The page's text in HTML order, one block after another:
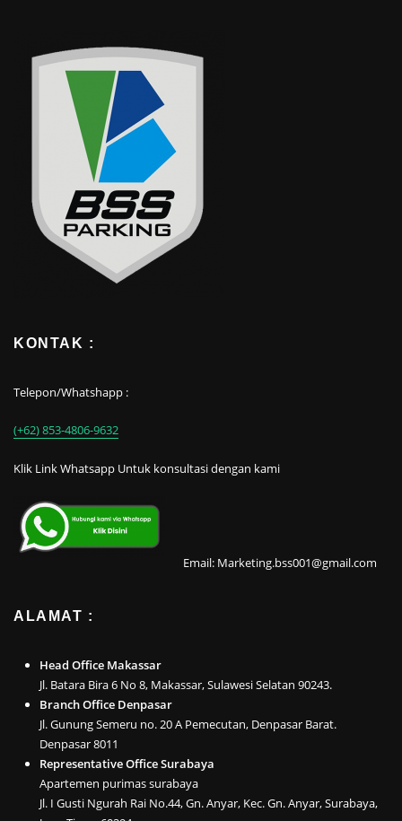
KONTAK :
Telepon/Whatshapp :
(+62) 853-4806-9632
Klik Link Whatsapp Untuk konsultasi dengan kami
Email: Marketing.bss001@gmail.com
ALAMAT :
Head Office Makassar
Jl. Batara Bira 6 No 8, Makassar, Sulawesi Selatan 90243.
Branch Office Denpasar
Jl. Gunung Semeru no. 20 A Pemecutan, Denpasar Barat.
Denpasar 8011
Representative Office Surabaya
Apartemen purimas surabaya
Jl. I Gusti Ngurah Rai No.44, Gn. Anyar, Kec. Gn. Anyar, Surabaya,